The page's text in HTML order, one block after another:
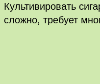
Культивировать
сложно, требует